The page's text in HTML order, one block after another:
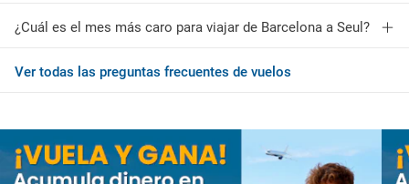
¿Cuál es el mes más caro para viajar de Barcelona a Seul?
Ver todas las preguntas frecuentes de vuelos